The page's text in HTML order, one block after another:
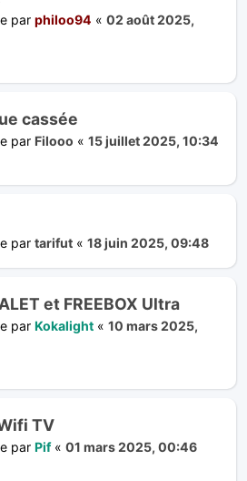
par philoo94 « 02 août 2025,
cassée
par Filooo « 15 juillet 2025, 10:34
par tarifut « 18 juin 2025, 09:48
et FREEBOX Ultra
par Kokalight « 10 mars 2025,
TV
par Pif« 01 mars 2025, 00:46